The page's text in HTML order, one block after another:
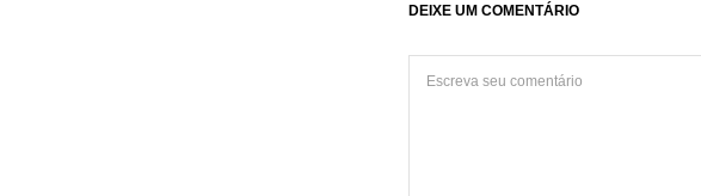
DEIXE UM COMENTÁRIO